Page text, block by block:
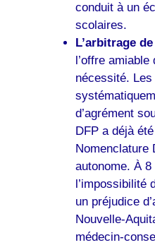
conduit à un
scolaires.
L’arbitrage
l’offre
nécessité.
d’agrément
DFP a déjà
Nomenclature
autonome. À
l’impossibilité
un préjudice
Nouvelle-
médecin-